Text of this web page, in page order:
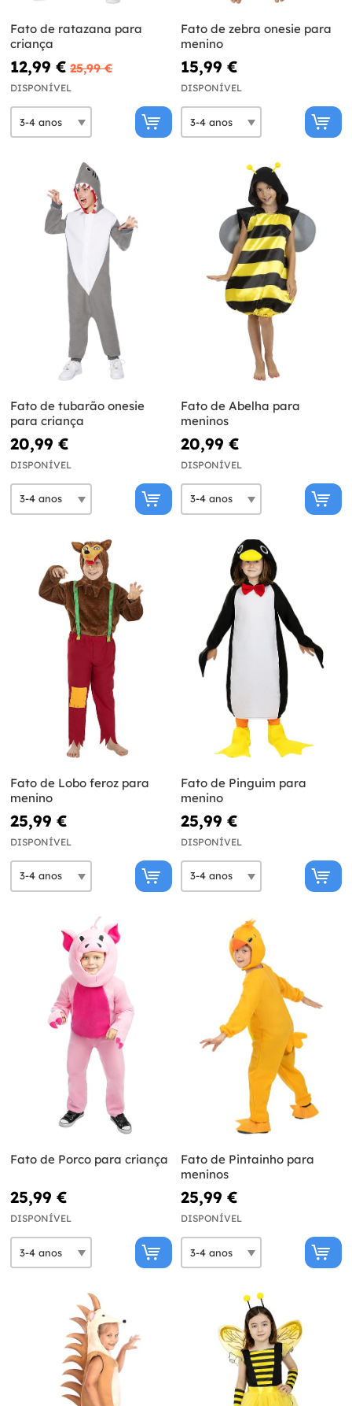
Fato de ratazana para
criança
12,99 € 25,99 €
DISPONÍVEL
Fato de zebra onesie para
menino
15,99 €
DISPONÍVEL
Fato de tubarão onesie
para criança
20,99 €
DISPONÍVEL
Fato de Abelha para
meninos
20,99 €
DISPONÍVEL
Fato de Lobo feroz para
menino
25,99 €
DISPONÍVEL
Fato de Pinguim para
menino
25,99 €
DISPONÍVEL
Fato de Porco para criança
25,99 €
DISPONÍVEL
Fato de Pintainho para
meninos
25,99 €
DISPONÍVEL